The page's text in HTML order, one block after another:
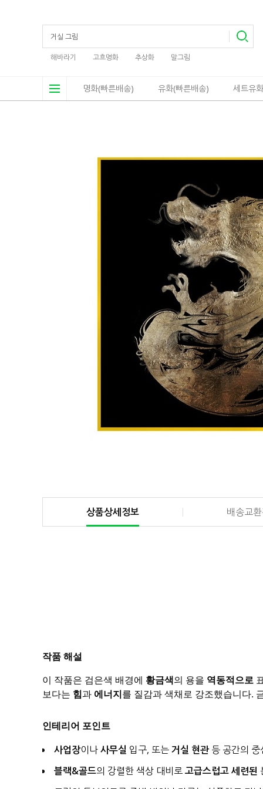
해바라기 고흐명화 추상화 말그림
명화(빠른배송) 유화(빠른배송) 세트유
상품상세정보 배송교
작품 해설
이 작품은 검은색 배경에 황금색의 용을 역동적으로
보다는 힘과 에너지 를 질감과 색채로 강조했습니다.
인테리어 포인트
사업장이나사무실 입구, 또는거실 현관 등 공간의
블랙&골드의 강렬한 색상 대비로고급스럽고 세련된